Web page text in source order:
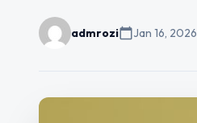
admrozicalendar_todayJan 16, 2026